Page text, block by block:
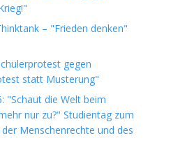
– "Frieden denken"
gegen
statt Musterung"
"Schaut die Welt beim
nur zu?" Studientag zum
Menschenrechte und des